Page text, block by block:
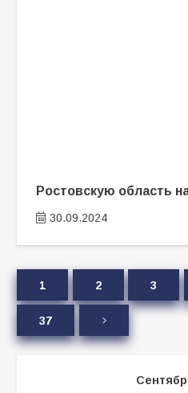
Ростовскую область
30.09.2024
1 2 3
37